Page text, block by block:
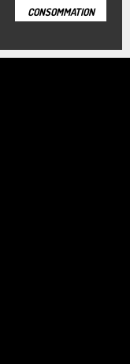
CONSOMMATION